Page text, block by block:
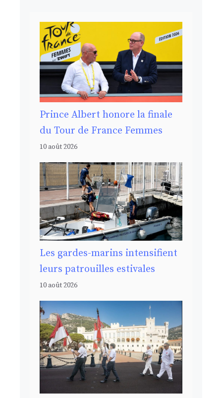
Prince Albert honore la finale
du Tour de France Femmes
10 août 2026
Les gardes-marins intensifient
leurs patrouilles estivales
10 août 2026